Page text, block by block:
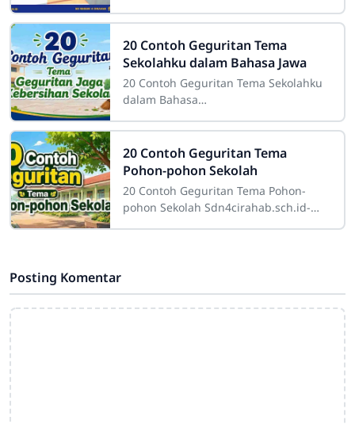
tak terbatas bagi banyak orang. Bagi
20 Contoh Geguritan Tema
Sekolahku dalam Bahasa Jawa
20 Contoh Geguritan Tema Sekolahku
dalam Bahasa
adalah salah satu bentuk sastra lisan
dalam budaya Jawa yang dikenal
20 Contoh Geguritan Tema
Pohon-pohon Sekolah
20 Contoh Geguritan Tema Pohon-
pohon Sekolah Sdn4cirahab.sch.id-
Posting Komentar